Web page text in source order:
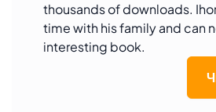
thousands of downloads.
time with his family and can
interesting book.